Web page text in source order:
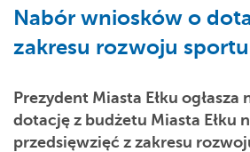
Nabór wniosków o
zakresu rozwoju sportu
Prezydent Miasta Ełku
dotację z budżetu Miasta Ełku
przedsięwzięć z zakresu